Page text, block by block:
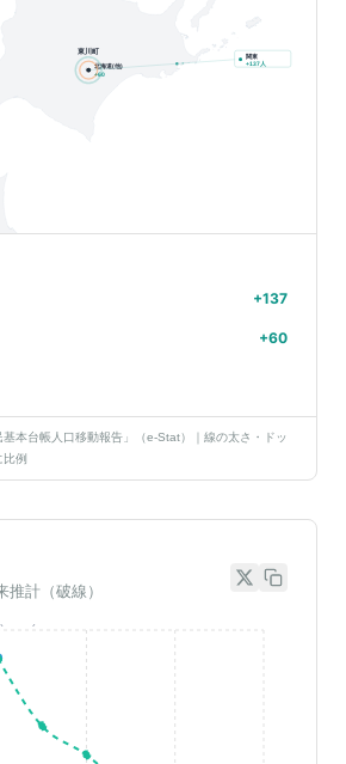
北海道(他)
+60
東川町
関東
+137人
+137
+60
本台帳人口移動報告」（e-Stat）｜線の太さ・ドッ
比例
計（破線）